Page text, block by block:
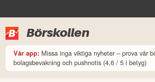
Börskollen
Vår app: Missa inga viktiga nyheter – prova vår
bolagsbevakning och pushnotis (4,6 / 5 i betyg)